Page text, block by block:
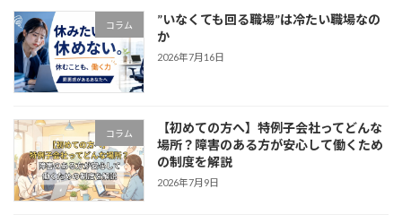
コラム
”いなくても回る職場”は冷たい職場なの
か
2026年7月16日
コラム
【初めての方へ】特例子会社ってどんな
場所？障害のある方が安心して働くため
の制度を解説
2026年7月9日